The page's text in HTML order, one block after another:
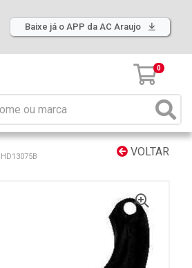
Baixe já o APP da AC Araujo
0
VOLTAR